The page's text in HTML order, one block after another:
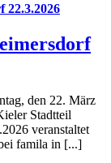
22.3.2026
den 22. März
Stadtteil
veranstaltet
famila in [...]